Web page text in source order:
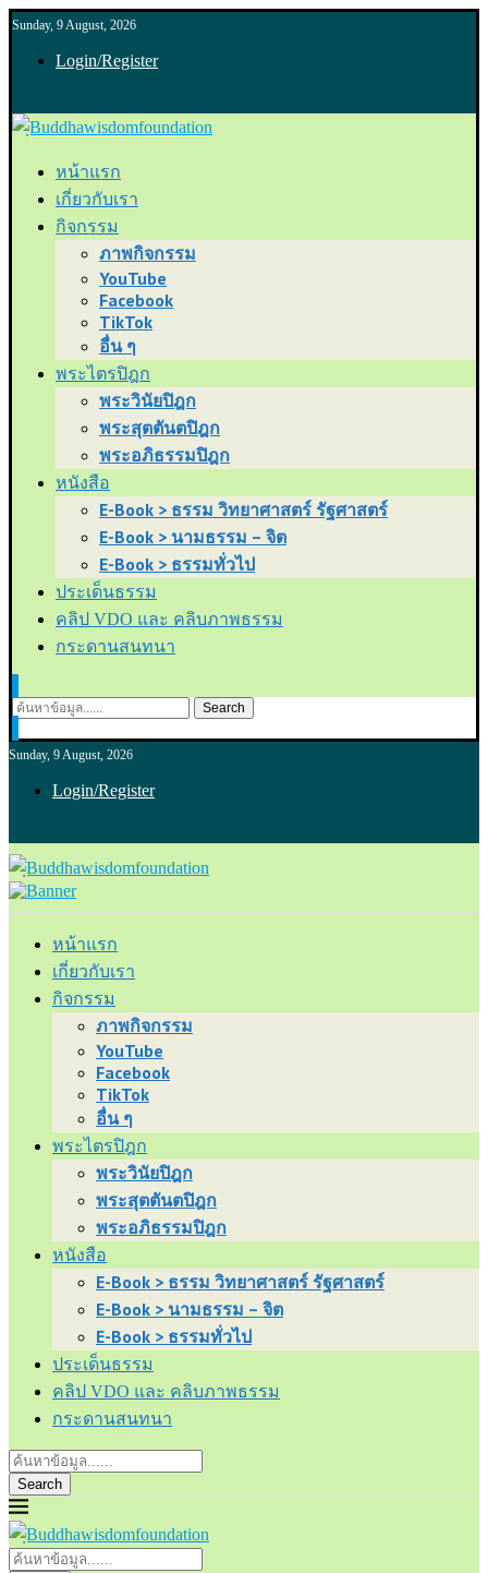
Sunday, 9 August, 2026
Login/Register
หน้าแรก
เกี่ยวกับเรา
กิจกรรม
ภาพกิจกรรม
YouTube
Facebook
TikTok
อื่น ๆ
พระไตรปิฎก
พระวินัยปิฎก
พระสุตตันตปิฎก
พระอภิธรรมปิฎก
หนังสือ
E-Book > ธรรม วิทยาศาสตร์ รัฐศาสตร์
E-Book > นามธรรม – จิต
E-Book > ธรรมทั่วไป
ประเด็นธรรม
คลิป VDO และ คลิบภาพธรรม
กระดานสนทนา
Search
Sunday, 9 August, 2026
Login/Register
หน้าแรก
เกี่ยวกับเรา
กิจกรรม
ภาพกิจกรรม
YouTube
Facebook
TikTok
อื่น ๆ
พระไตรปิฎก
พระวินัยปิฎก
พระสุตตันตปิฎก
พระอภิธรรมปิฎก
หนังสือ
E-Book > ธรรม วิทยาศาสตร์ รัฐศาสตร์
E-Book > นามธรรม – จิต
E-Book > ธรรมทั่วไป
ประเด็นธรรม
คลิป VDO และ คลิบภาพธรรม
กระดานสนทนา
Search